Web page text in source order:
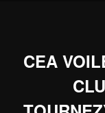
CEA
CLUB